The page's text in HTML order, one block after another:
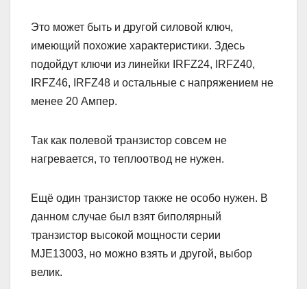
Это может быть и другой силовой ключ,
имеющий похожие характеристики. Здесь
подойдут ключи из линейки IRFZ24, IRFZ40,
IRFZ46, IRFZ48 и остальные с напряжением не
менее 20 Ампер.
Так как полевой транзистор совсем не
нагревается, то теплоотвод не нужен.
Ещё один транзистор также не особо нужен. В
данном случае был взят биполярный
транзистор высокой мощности серии
MJE13003, но можно взять и другой, выбор
велик.